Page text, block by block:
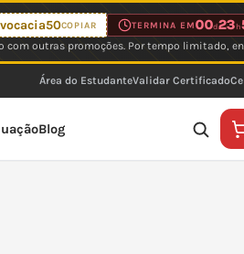
COPIAR TERMINA EM00d23 h
outras promoções. Por tempo limitado,
Área do EstudanteValidar Certificado
Blog